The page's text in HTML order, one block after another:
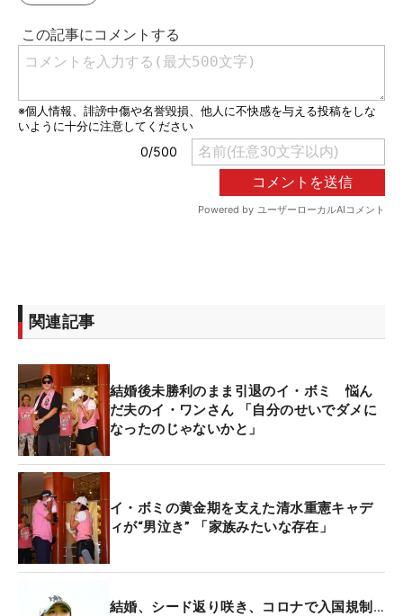
関連記事
結婚後未勝利のまま引退のイ・ボミ 悩ん
だ夫のイ・ワンさん 「自分のせいでダメに
なったのじゃないかと」
イ・ボミの黄金期を支えた清水重憲キャデ
ィが“男泣き” 「家族みたいな存在」
結婚、シード返り咲き、コロナで入国規制…